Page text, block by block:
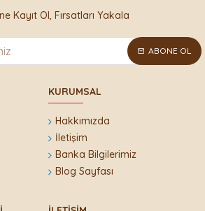
Kayıt Ol, Fırsatları Yakala
ABONE OL
KURUMSAL
Hakkımızda
İletişim
Banka Bilgilerimiz
Blog Sayfası